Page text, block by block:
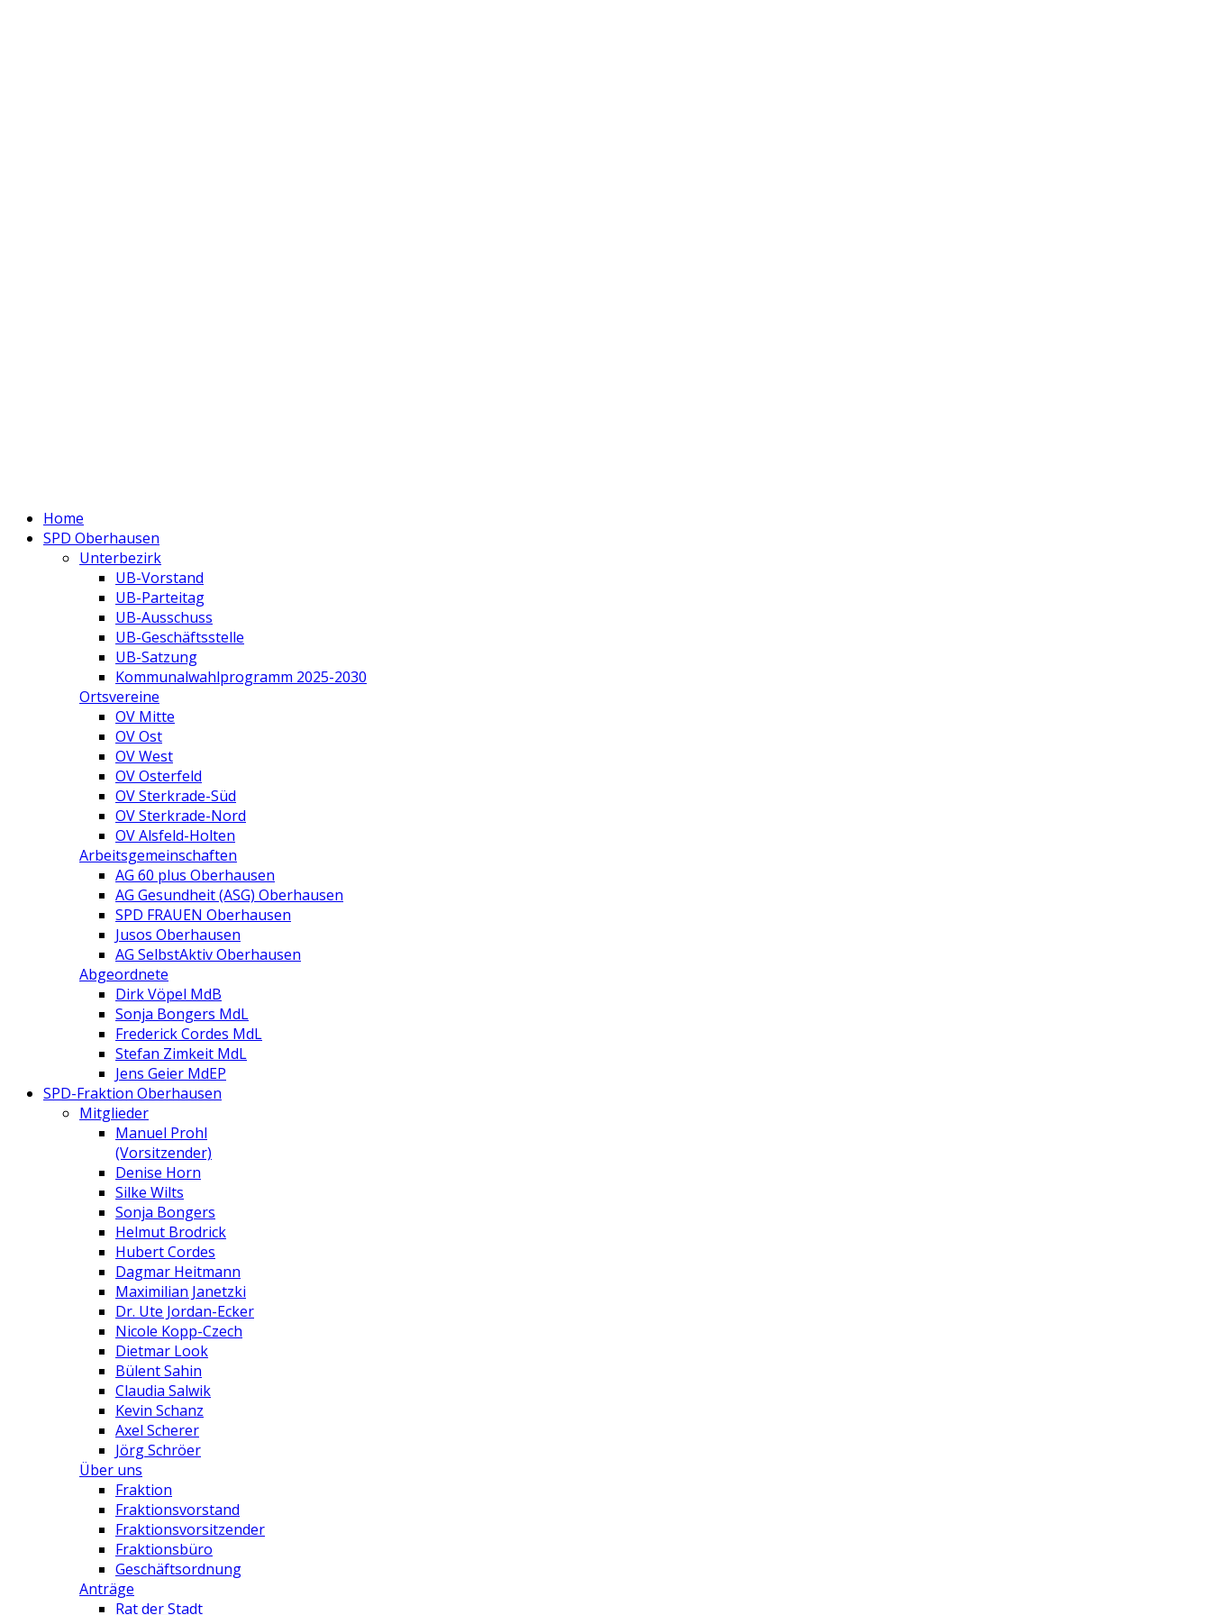
Home
SPD Oberhausen
Unterbezirk
UB-Vorstand
UB-Parteitag
UB-Ausschuss
UB-Geschäftsstelle
UB-Satzung
Kommunalwahlprogramm 2025-2030
Ortsvereine
OV Mitte
OV Ost
OV West
OV Osterfeld
OV Sterkrade-Süd
OV Sterkrade-Nord
OV Alsfeld-Holten
Arbeitsgemeinschaften
AG 60 plus Oberhausen
AG Gesundheit (ASG) Oberhausen
SPD FRAUEN Oberhausen
Jusos Oberhausen
AG SelbstAktiv Oberhausen
Abgeordnete
Dirk Vöpel MdB
Sonja Bongers MdL
Frederick Cordes MdL
Stefan Zimkeit MdL
Jens Geier MdEP
SPD-Fraktion Oberhausen
Mitglieder
Manuel Prohl
(Vorsitzender)
Denise Horn
Silke Wilts
Sonja Bongers
Helmut Brodrick
Hubert Cordes
Dagmar Heitmann
Maximilian Janetzki
Dr. Ute Jordan-Ecker
Nicole Kopp-Czech
Dietmar Look
Bülent Sahin
Claudia Salwik
Kevin Schanz
Axel Scherer
Jörg Schröer
Über uns
Fraktion
Fraktionsvorstand
Fraktionsvorsitzender
Fraktionsbüro
Geschäftsordnung
Anträge
Rat der Stadt